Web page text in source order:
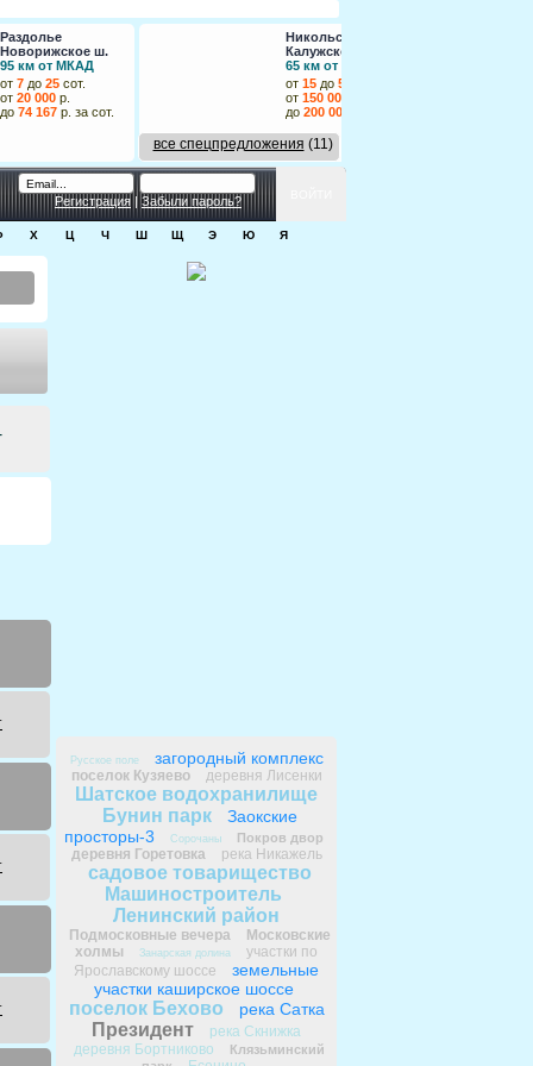
ш.
от МКАД
до 25сот.
000р.
167р. за сот.
Никольские хутора
Калужское ш.
65 км от МКАД
15до 55сот.
150 000р.
200 000р. за сот.
все спецпредложения (11)
Регистрация | Забыли пароль?
Х Ц Ч Ш Щ Э Ю Я
Русское поле загородный комплекс
поселок Кузяево деревня Лисенки
Шатское водохранилище
Бунин парк
Заокские
просторы-3
Сорочаны Покров двор
деревня Горетовка река Никажель
садовое товарищество
Машиностроитель
Ленинский район
Подмосковные вечера
Московские
холмы
Занарская долина
участки по
Ярославскому шоссе
земельные
участки каширское шоссе
поселок Бехово река Сатка
Президент
река Скнижка
деревня Бортниково
Клязьминский